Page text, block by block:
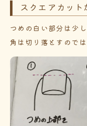
スクエアカット
つめの白い部分は少
角は切り落とすので